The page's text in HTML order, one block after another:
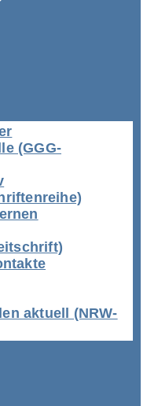
(GGG-
aktuell (NRW-